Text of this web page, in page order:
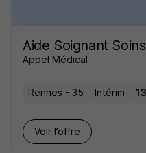
Aide Soignant
Appel Médical
Rennes - 35 Intérim
Voir l’offre